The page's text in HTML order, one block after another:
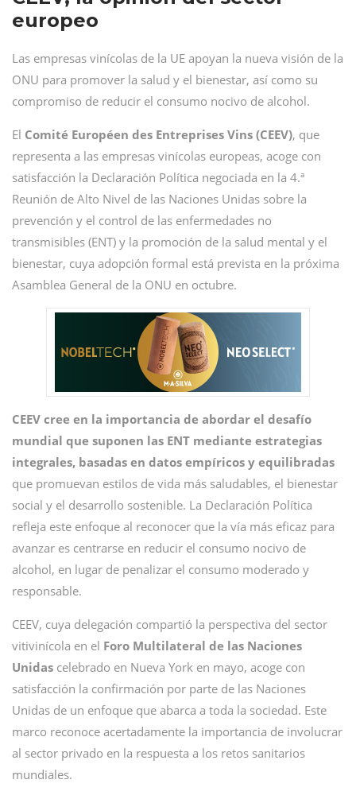
europeo
Las empresas vinícolas de la UE apoyan la nueva visión de la
ONU para promover la salud y el bienestar, así como su
compromiso de reducir el consumo nocivo de alcohol.
El Comité Européen des Entreprises Vins (CEEV), que
representa a las empresas vinícolas europeas, acoge con
satisfacción la Declaración Política negociada en la 4.ª
Reunión de Alto Nivel de las Naciones Unidas sobre la
prevención y el control de las enfermedades no
transmisibles (ENT) y la promoción de la salud mental y el
bienestar, cuya adopción formal está prevista en la próxima
Asamblea General de la ONU en octubre.
CEEV cree en la importancia de abordar el desafío
mundial que suponen las ENT mediante estrategias
integrales, basadas en datos empíricos y equilibradas
que promuevan estilos de vida más saludables, el bienestar
social y el desarrollo sostenible. La Declaración Política
refleja este enfoque al reconocer que la vía más eficaz para
avanzar es centrarse en reducir el consumo nocivo de
alcohol, en lugar de penalizar el consumo moderado y
responsable.
CEEV, cuya delegación compartió la perspectiva del sector
vitivinícola en el Foro Multilateral de las Naciones
Unidas celebrado en Nueva York en mayo, acoge con
satisfacción la confirmación por parte de las Naciones
Unidas de un enfoque que abarca a toda la sociedad. Este
marco reconoce acertadamente la importancia de involucrar
al sector privado en la respuesta a los retos sanitarios
mundiales.